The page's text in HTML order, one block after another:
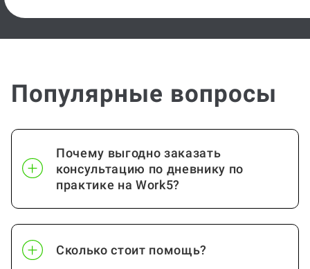
Популярные вопросы
Почему выгодно заказать
консультацию по дневнику по
практике на Work5?
Сколько стоит помощь?